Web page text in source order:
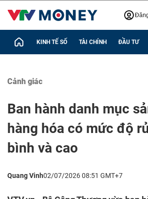
KINH TẾ SỐ TÀI CHÍNH ĐẦU TƯ
Cảnh giác
Ban hành danh mục
hàng hóa có mức độ
bình và cao
Quang Vinh02/07/2026 08:51 GMT+7